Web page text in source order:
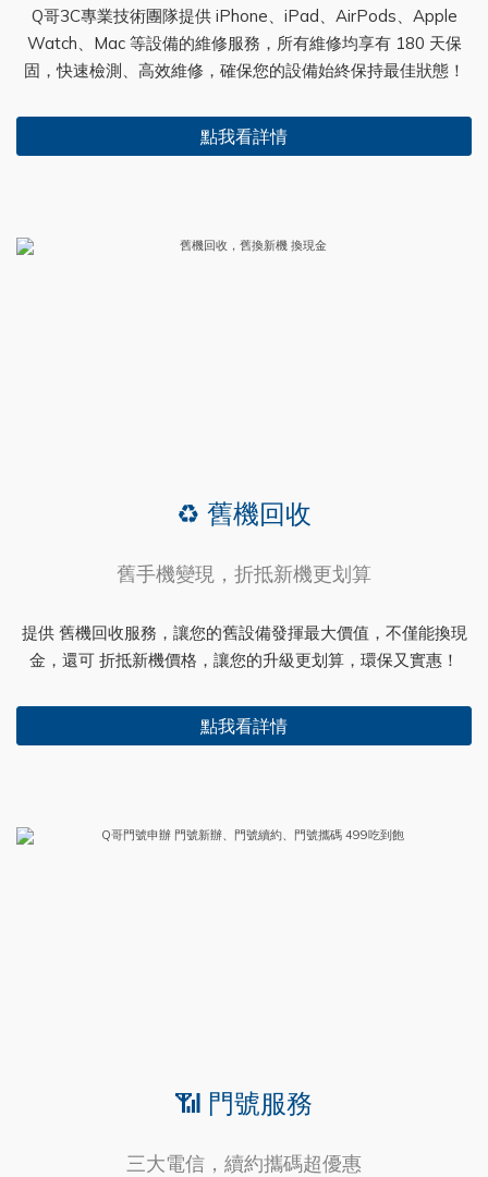
Q哥3C專業技術團隊提供 iPhone、iPad、AirPods、Apple
Watch、Mac 等設備的維修服務，所有維修均享有 180 天保
固，快速檢測、高效維修，確保您的設備始終保持最佳狀態！
點我看詳情
♻️ 舊機回收
舊手機變現，折抵新機更划算
提供 舊機回收服務，讓您的舊設備發揮最大價值，不僅能換現
金，還可 折抵新機價格，讓您的升級更划算，環保又實惠！
點我看詳情
📶 門號服務
三大電信，續約攜碼超優惠